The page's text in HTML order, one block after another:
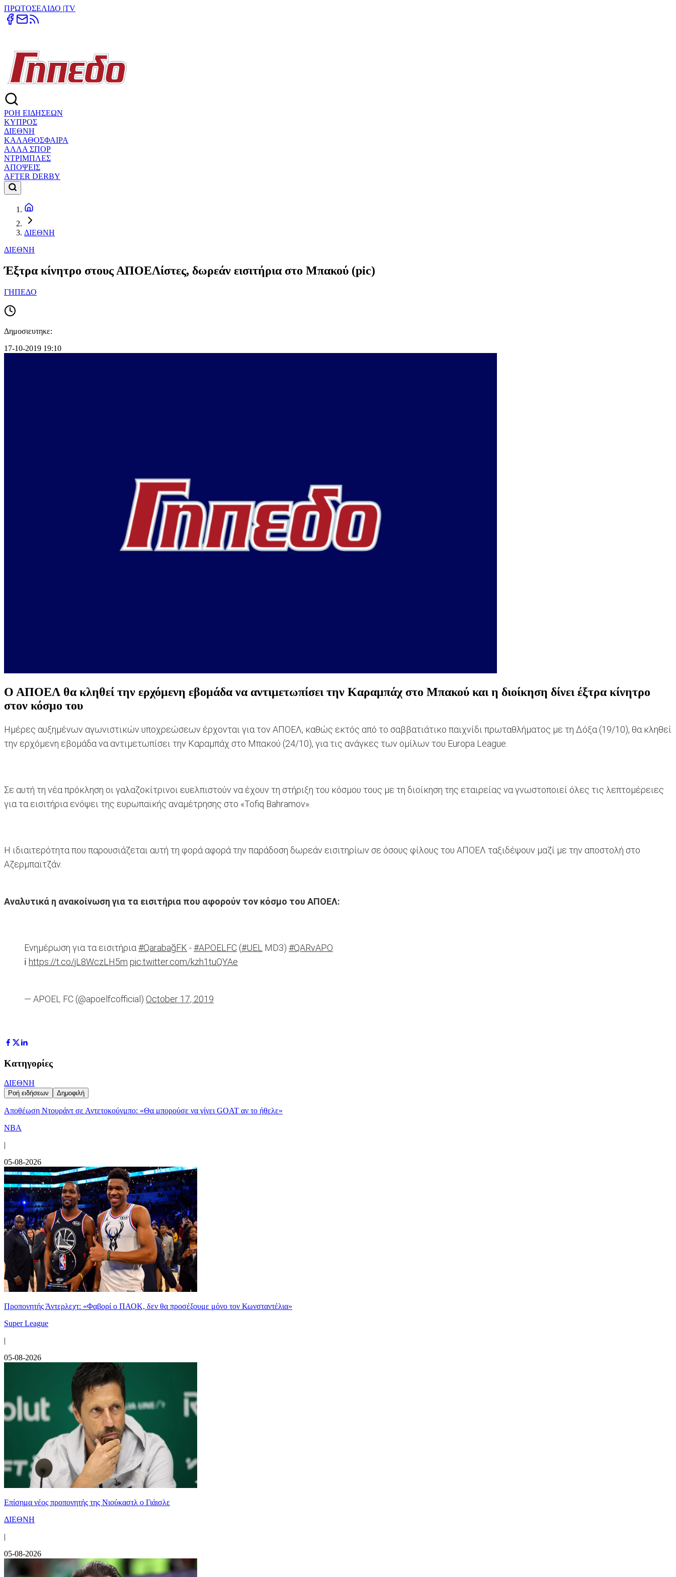
ΠΡΩΤΟΣΕΛΙΔΟ |TV
ΡΟΗ ΕΙΔΗΣΕΩΝ
ΚΥΠΡΟΣ
ΔΙΕΘΝΗ
ΚΑΛΑΘΟΣΦΑΙΡΑ
ΑΛΛΑ ΣΠΟΡ
ΝΤΡΙΜΠΛΕΣ
ΑΠΟΨΕΙΣ
AFTER DERBY
ΔΙΕΘΝΗ
ΔΙΕΘΝΗ
Έξτρα κίνητρο στους ΑΠΟΕΛίστες, δωρεάν εισιτήρια στο Μπακού (pic)
ΓΗΠΕΔΟ
Δημοσιευτηκε:
17-10-2019 19:10
Ο ΑΠΟΕΛ θα κληθεί την ερχόμενη εβομάδα να αντιμετωπίσει την Καραμπάχ στο Μπακού και η διοίκηση δίνει έξτρα κίνητρο
στον κόσμο του
Ημέρες αυξημένων αγωνιστικών υποχρεώσεων έρχονται για τον ΑΠΟΕΛ, καθώς εκτός από τo σαββατιάτικο παιχνίδι πρωταθλήματος με τη Δόξα (19/10), θα κληθεί
την ερχόμενη εβομάδα να αντιμετωπίσει την Καραμπάχ στο Μπακού (24/10), για τις ανάγκες των ομίλων του Europa League.
Σε αυτή τη νέα πρόκληση οι γαλαζοκίτρινοι ευελπιστούν να έχουν τη στήριξη του κόσμου τους με τη διοίκηση της εταιρείας να γνωστοποιεί όλες τις λεπτομέρειες
για τα εισιτήρια ενόψει της ευρωπαϊκής αναμέτρησης στο «Tofiq Bahramov».
Η ιδιαιτερότητα που παρουσιάζεται αυτή τη φορά αφορά την παράδοση δωρεάν εισιτηρίων σε όσους φίλους του ΑΠΟΕΛ ταξιδέψουν μαζί με την αποστολή στο
Αζερμπαϊτζάν.
Αναλυτικά η ανακοίνωση για τα εισιτήρια που αφορούν τον κόσμο του ΑΠΟΕΛ:
Ενημέρωση για τα εισιτήρια#QarabağFK -#APOELFC (#UEL MD3) #QARvAPO
ℹ️ https://t.co/jL8WczLH5m pic.twitter.com/kzh1tuQYAe
— APOEL FC (@apoelfcofficial) October 17, 2019
Κατηγορίες
ΔΙΕΘΝΗ
Ροή ειδήσεων Δημοφιλή
Αποθέωση Ντουράντ σε Αντετοκούνμπο: «Θα μπορούσε να γίνει GOAT αν το ήθελε»
NBA
|
05-08-2026
Προπονητής Άντερλεχτ: «Φαβορί ο ΠΑΟΚ, δεν θα προσέξουμε μόνο τον Κωνσταντέλια»
Super League
|
05-08-2026
Επίσημα νέος προπονητής της Νιούκαστλ ο Γιάισλε
ΔΙΕΘΝΗ
|
05-08-2026